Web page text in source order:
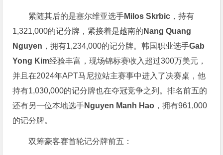
紧随其后的是塞尔维亚选手Milos Skrbic ，持有
1,321,000的记分牌，紧接着是越南的 Nang Quang
Nguyen ，拥有1,234,000的记分牌。韩国职业选手Gab
Yong Kim经验丰富，现场锦标赛收入超过300万美元，
并且在2024年APT马尼拉站主赛事中进入了决赛桌，他
持有1,030,000的记分牌也在夺冠竞争之列。排名前五的
还有另一位本地选手Nguyen Manh Hao ，拥有961,000
的记分牌。
双筹豪客赛首轮记分牌前五：